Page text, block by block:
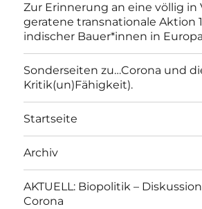
Zur Erinnerung an eine völlig in
geratene transnationale Aktion
indischer Bauer*innen in Europa
Sonderseiten zu…Corona und
Kritik(un)Fähigkeit).
Startseite
Archiv
AKTUELL: Biopolitik –
Corona